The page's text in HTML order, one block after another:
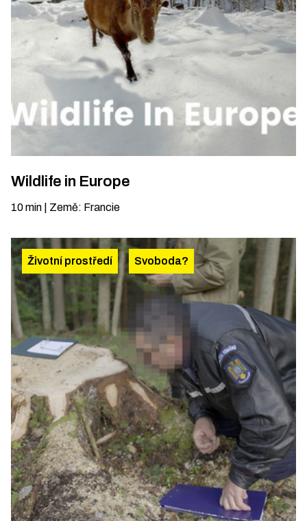
Wildlife in Europe
10min Země: Francie
Životní prostředí Svoboda?